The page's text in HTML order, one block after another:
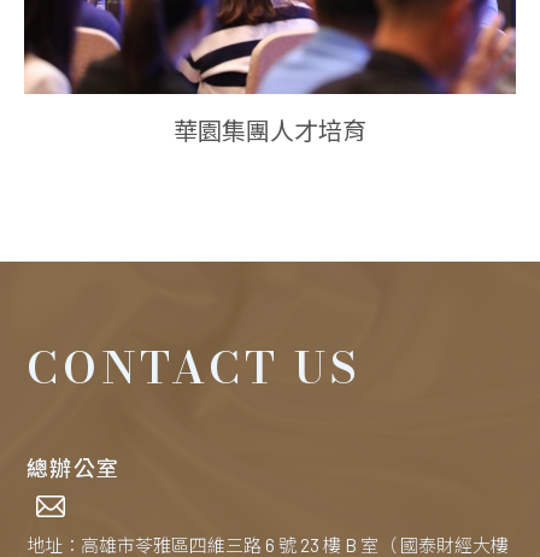
華園集團人才培育
CONTACT US
總辦公室
地址：高雄市苓雅區四維三路 6 號 23 樓 B 室（ 國泰財經大樓